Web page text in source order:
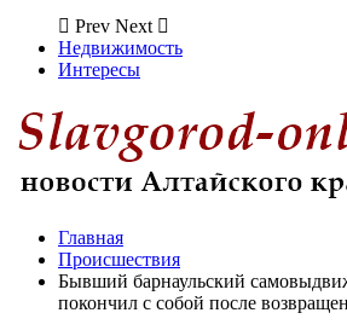
Prev Next
Недвижимость
Интересы
Главная
Происшествия
Бывший барнаульский
покончил с собой после